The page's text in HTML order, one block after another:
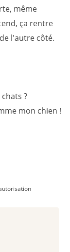
même
ça rentre
l'autre côté.
?
mon chien !